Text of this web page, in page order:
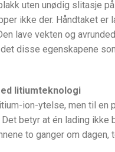
uten unødig slitasje
ikke der. Håndtaket
lave vekten og
disse egenskapene
litiumteknologi
ion-ytelse, men til en
betyr at én lading ikke
to ganger om dagen,